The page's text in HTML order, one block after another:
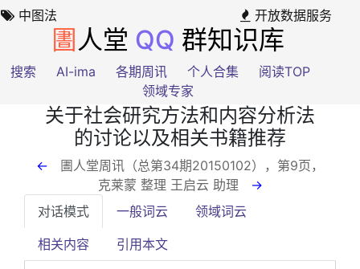
中图法 开放数据服务
圕 人堂 QQ 群知识库
搜索 AI-ima 各期周讯 个人合集
阅读TOP
领域专家
关于社会研究方法和内容分析法
的讨论以及相关书籍推荐
← 圕人堂周讯（总第34期20150102），第9页 ，
克莱蒙 整理 王启云 助理
→
对话模式
一般词云 领域词云
相关内容 引用本文